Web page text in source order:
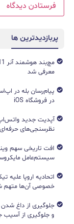
پربازدیدترین ها
معرفی شد
پیام‌رسان بله در
در فروشگاه iOS
نظرسنجی‌های
افت تاریخی سهم
سیستم‌عامل
اتحادیه اروپا علیه
خصوصی آن‌ها متهم
جلوگیری از داغ شدن
و جلوگیری از